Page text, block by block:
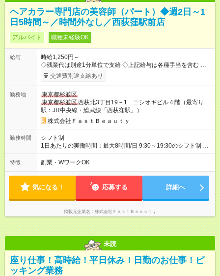
ヘアカラー専門店の美容師（パート）◆週2日～1
日5時間～／時間外なし／西荻窪駅前店
アルバイト 職種未経験OK
給与
時給1,250円～
◇残業代は別途1分単位で支給 ◇上記給与は各種手当を含む ◇毎
月インセンティブポイント付与 ・店舗売上や入客人数などに応
じてインセンティブポイントを付与 ・ポイントは6ヶ月に一度引
理美容師手当あり 研修期間6ヶ月間は以下給与のみ変更あり 時
給1230円 ※交通費支給（～500円/日） ※給与に関しては2025年
度の最低賃金を反映済み ※各都道府県の施行月より適応、入社
時期によっては変動の可能性あり 詳細は、採用担当へお問い合
わせください 【試用期間】試用期間なし
交通費別途支給あり
勤務地
東京都杉並区
東京都杉並区西荻北3丁目19－1 ニシオギビル４階（最寄り
駅：JR中央線・総武線「西荻窪駅」）
株式会社ＦａｓｔＢｅａｕｔｙ
勤務時間
シフト制
1日あたりの実働時間：最大8時間/日 9:30～19:30のシフト制 週
2日～、1日5時間～OK シフトはご希望を伺いながら相談のうえ
決定します 扶養内勤務・ダブルワークOK
特徴 副業・WワークOK
気になる！ 応募する 詳細へ
掲載元企業名 株式会社ＦａｓｔＢｅａｕｔｙ
未読
座り仕事！高時給！平日休み！日勤のお仕事！ピ
ッキング業務